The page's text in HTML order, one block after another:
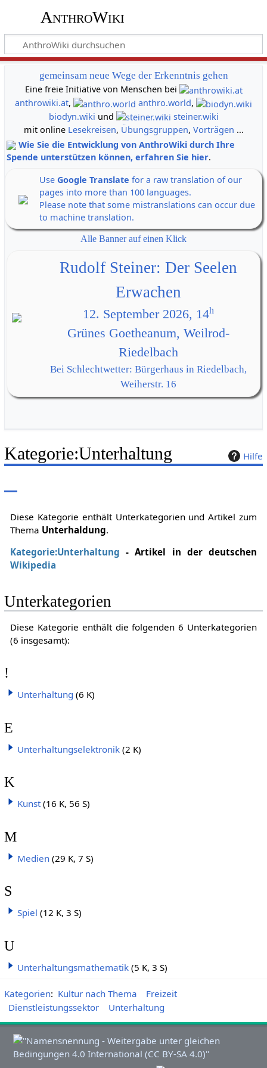
AnthroWiki
gemeinsam neue Wege der Erkenntnis gehen
Eine freie Initiative von Menschen bei
anthrowiki.at, anthro.world,
biodyn.wiki und
steiner.wiki
mit online Lesekreisen, Übungsgruppen, Vorträgen ...
Wie Sie die Entwicklung von AnthroWiki durch Ihre
Spende unterstützen können, erfahren Sie hier.
Use Google Translate for a raw translation of our
pages into more than 100 languages.
Please note that some mistranslations can occur due
to machine translation.
Alle Banner auf einen Klick
Rudolf Steiner: Der Seelen
Erwachen
12. September 2026, 14h
Grünes Goetheanum, Weilrod-
Riedelbach
Bei Schlechtwetter: Bürgerhaus in Riedelbach,
Weiherstr. 16
Hilfe
Kategorie:Unterhaltung
Diese Kategorie enthält Unterkategorien und Artikel zum
Thema Unterhaldung.
Kategorie:Unterhaltung - Artikel in der deutschen
Wikipedia
Unterkategorien
Diese Kategorie enthält die folgenden 6 Unterkategorien
(6 insgesamt):
!
Unterhaltung (6 K)
E
Unterhaltungselektronik (2 K)
K
Kunst (16 K, 56 S)
M
Medien (29 K, 7 S)
S
Spiel (12 K, 3 S)
U
Unterhaltungsmathematik (5 K, 3 S)
Kategorien: Kultur nach Thema
Freizeit
Dienstleistungssektor
Unterhaltung